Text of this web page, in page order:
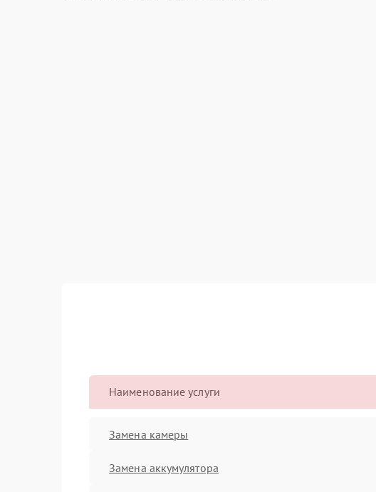
Наименование услуги
Замена камеры
Замена аккумулятора